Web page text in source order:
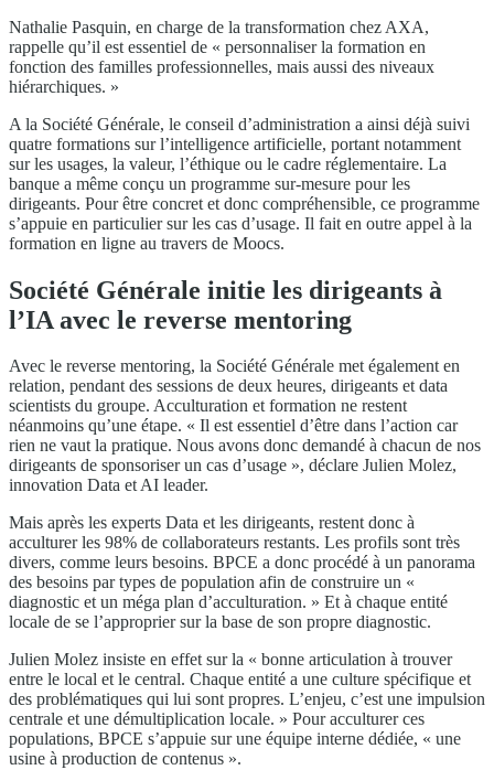
Nathalie Pasquin, en charge de la transformation chez AXA,
rappelle qu’il est essentiel de « personnaliser la formation en
fonction des familles professionnelles, mais aussi des niveaux
hiérarchiques. »
A la Société Générale, le conseil d’administration a ainsi déjà suivi
quatre formations sur l’intelligence artificielle, portant notamment
sur les usages, la valeur, l’éthique ou le cadre réglementaire. La
banque a même conçu un programme sur-mesure pour les
dirigeants. Pour être concret et donc compréhensible, ce programme
s’appuie en particulier sur les cas d’usage. Il fait en outre appel à la
formation en ligne au travers de Moocs.
Société Générale initie les dirigeants à
l’IA avec le reverse mentoring
Avec le reverse mentoring, la Société Générale met également en
relation, pendant des sessions de deux heures, dirigeants et data
scientists du groupe. Acculturation et formation ne restent
néanmoins qu’une étape. « Il est essentiel d’être dans l’action car
rien ne vaut la pratique. Nous avons donc demandé à chacun de nos
dirigeants de sponsoriser un cas d’usage », déclare Julien Molez,
innovation Data et AI leader.
Mais après les experts Data et les dirigeants, restent donc à
acculturer les 98% de collaborateurs restants. Les profils sont très
divers, comme leurs besoins. BPCE a donc procédé à un panorama
des besoins par types de population afin de construire un «
diagnostic et un méga plan d’acculturation. » Et à chaque entité
locale de se l’approprier sur la base de son propre diagnostic.
Julien Molez insiste en effet sur la « bonne articulation à trouver
entre le local et le central. Chaque entité a une culture spécifique et
des problématiques qui lui sont propres. L’enjeu, c’est une impulsion
centrale et une démultiplication locale. » Pour acculturer ces
populations, BPCE s’appuie sur une équipe interne dédiée, « une
usine à production de contenus ».